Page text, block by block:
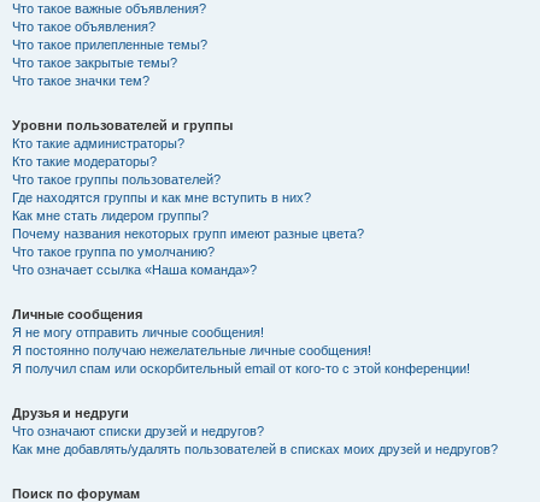
Что такое важные объявления?
Что такое объявления?
Что такое прилепленные темы?
Что такое закрытые темы?
Что такое значки тем?
Уровни пользователей и группы
Кто такие администраторы?
Кто такие модераторы?
Что такое группы пользователей?
Где находятся группы и как мне вступить в них?
Как мне стать лидером группы?
Почему названия некоторых групп имеют разные цвета?
Что такое группа по умолчанию?
Что означает ссылка «Наша команда»?
Личные сообщения
Я не могу отправить личные сообщения!
Я постоянно получаю нежелательные личные сообщения!
Я получил спам или оскорбительный email от кого-то с этой конференции!
Друзья и недруги
Что означают списки друзей и недругов?
Как мне добавлять/удалять пользователей в списках моих друзей и недругов?
Поиск по форумам